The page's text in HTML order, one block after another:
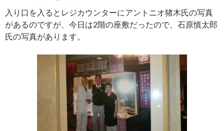
入り口を入るとレジカウンターにアントニオ猪木氏の写真
があるのですが、今日は2階の座敷だったので、石原慎太郎
氏の写真があります。